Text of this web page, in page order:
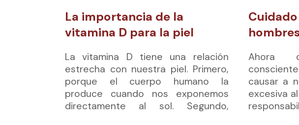
La importancia de la
vitamina D para la piel
La vitamina D tiene una relación
estrecha con nuestra piel. Primero,
porque el cuerpo humano la
produce cuando nos exponemos
directamente al sol. Segundo,
Ahora
causar a
excesiva